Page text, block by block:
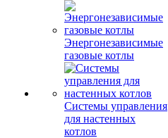
Энергонезависимые
газовые котлы
Системы управления
для настенных
котлов